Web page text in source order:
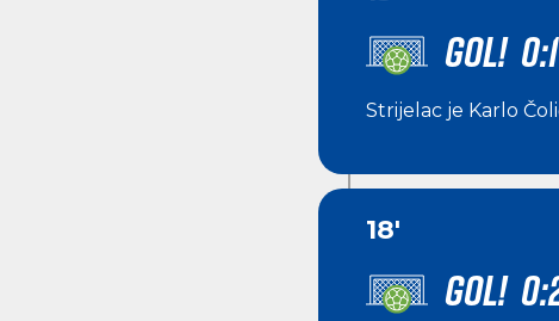
GOL! 0:1
Strijelac je Karlo
18'
GOL!